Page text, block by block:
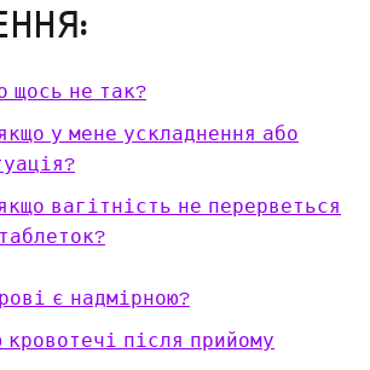
щось не так?
у мене ускладнення або
вагітність не перерветься
є надмірною?
кровотечі після прийому